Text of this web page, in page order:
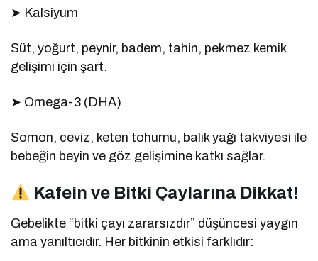
➤ Kalsiyum
Süt, yoğurt, peynir, badem, tahin, pekmez kemik
gelişimi için şart.
➤ Omega-3 (DHA)
Somon, ceviz, keten tohumu, balık yağı takviyesi ile
bebeğin beyin ve göz gelişimine katkı sağlar.
Kafein ve Bitki Çaylarına Dikkat!
Gebelikte “bitki çayı zararsızdır” düşüncesi yaygın
ama yanıltıcıdır. Her bitkinin etkisi farklıdır: